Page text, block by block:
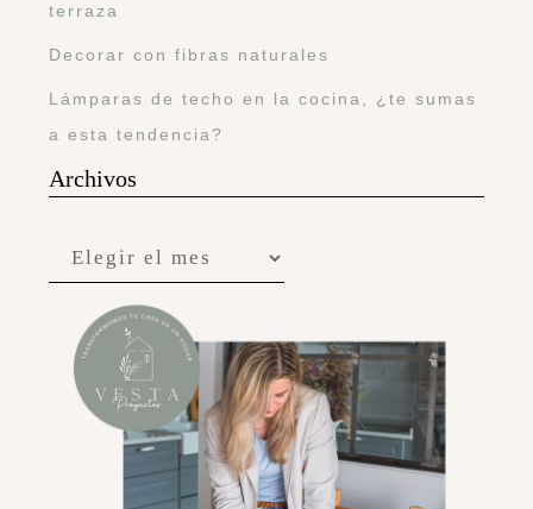
terraza
Decorar con fibras naturales
Lámparas de techo en la cocina, ¿te sumas
a esta tendencia?
Archivos